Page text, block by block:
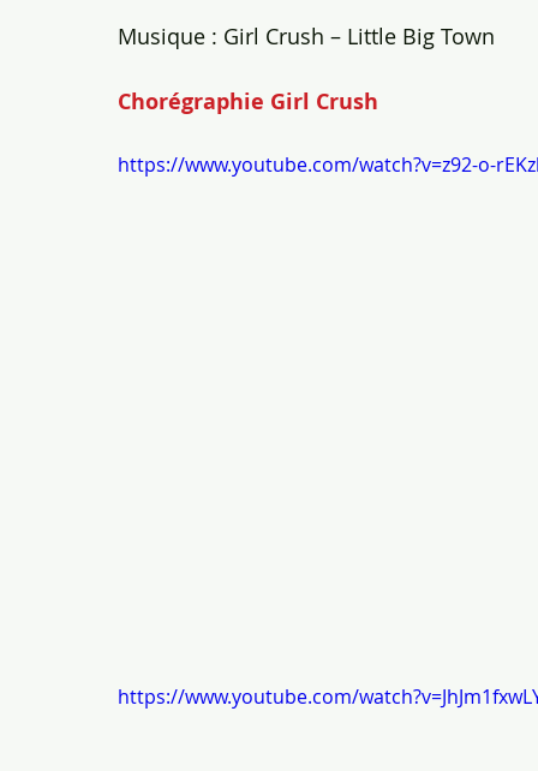
Musique : Girl Crush – Little Big Town
Chorégraphie Girl Crush
https://www.youtube.com/watch?v=z92-o-
https://www.youtube.com/